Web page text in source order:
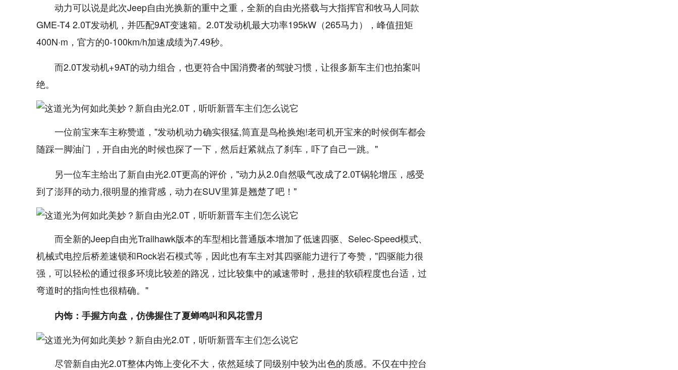
动力可以说是此次Jeep自由光换新的重中之重，全新的自由光搭载与大指挥官和牧马人同款
GME-T4 2.0T发动机，并匹配9AT变速箱。2.0T发动机最大功率195kW（265马力），峰值扭矩
400N·m，官方的0-100km/h加速成绩为7.49秒。
而2.0T发动机+9AT的动力组合，也更符合中国消费者的驾驶习惯，让很多新车主们也拍案叫
绝。
一位前宝来车主称赞道，"发动机动力确实很猛,筒直是鸟枪换炮!老司机开宝来的时候倒车都会
随踩一脚油门 ，开自由光的时候也探了一下，然后赶紧就点了刹车，吓了自己一跳。"
另一位车主给出了新自由光2.0T更高的评价，"动力从2.0自然吸气改成了2.0T锅轮增压，感受
到了澎拜的动力,很明显的推背感，动力在SUV里算是翘楚了吧！"
而全新的Jeep自由光Trailhawk版本的车型相比普通版本增加了低速四驱、Selec-Speed模式、
机械式电控后桥差速锁和Rock岩石模式等，因此也有车主对其四驱能力进行了夸赞，"四驱能力很
强，可以轻松的通过很多环境比较差的路况，过比较集中的减速带时，悬挂的软碩程度也台适，过
弯道时的指向性也很精确。"
内饰：手握方向盘，仿佛握住了夏蝉鸣叫和风花雪月
尽管新自由光2.0T整体内饰上变化不大，依然延续了同级别中较为出色的质感。不仅在中控台